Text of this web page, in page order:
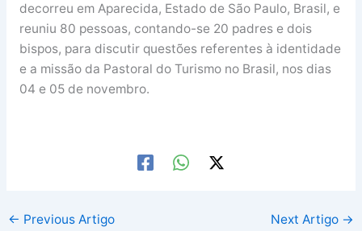
decorreu em Aparecida, Estado de São Paulo, Brasil, e
reuniu 80 pessoas, contando-se 20 padres e dois
bispos, para discutir questões referentes à identidade
e a missão da Pastoral do Turismo no Brasil, nos dias
04 e 05 de novembro.
← Previous Artigo Next Artigo →